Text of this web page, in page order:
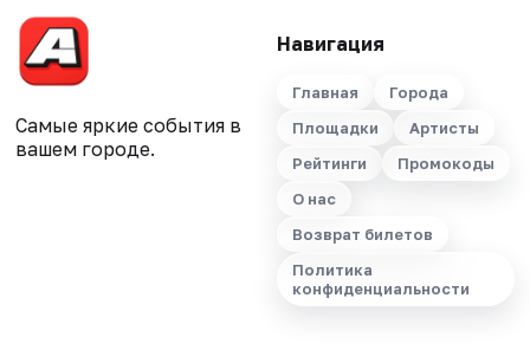
Самые яркие события в
вашем городе.
Навигация
Главная
Города
Площадки
Артисты
Рейтинги
Промокоды
О нас
Возврат билетов
Политика
конфиденциальности